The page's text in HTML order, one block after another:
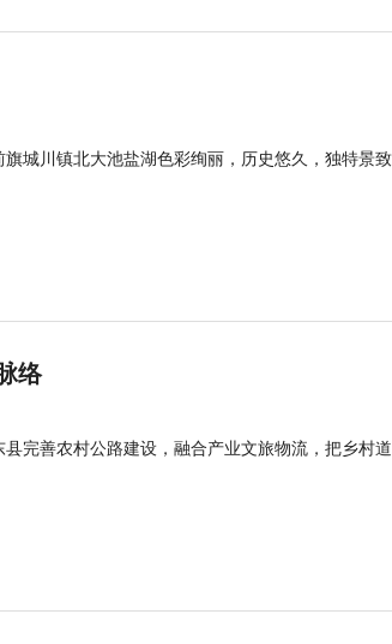
城川镇北大池盐湖色彩绚丽，历史悠久，独特景
络
完善农村公路建设，融合产业文旅物流，把乡村